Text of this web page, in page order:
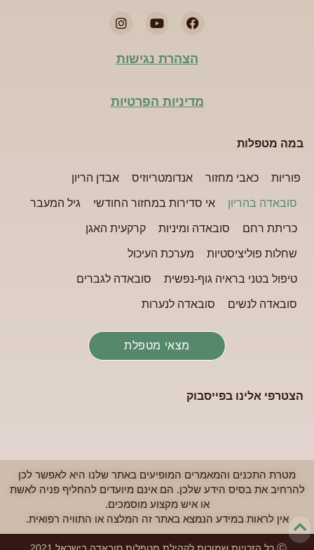
הצהרת נגישות
מדיניות הפרטיות
במה מטפלות
פוריות כאבי מחזור אנדומטריוזיס אבדן הריון
סובאדה בהריון אי סדירות במחזור החודשי גיל המעבר
כריתת רחם סובאדה ומיניות קרקעית האגן
שחלות פוליציסטיות מערכת העיכול
טיפול בטני בראיה גוף-נפשית סובאדה לגברים
סובאדה לנשים סובאדה לנערות
מצאי מטפלת
הצטרפי אלינו בפייסבוק
מטרת התכנים והמאמרים המופיעים באתר שלנו היא לאפשר לכן
להרחיב את בסיס הידע שלכן. הם אינם מיועדים להחליף פניה לאשת
או איש מקצוע מוסמכים.
אין לראות במידע הנמצא באתר זה המלצה או התוויה רפואית.
Ⓒ כל הזכויות שמורות לקהילת מטפלות סובאדה בישראל 2021.